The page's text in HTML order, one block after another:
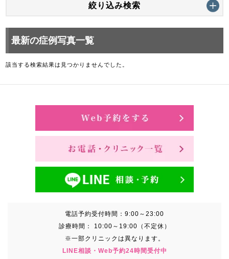
絞り込み検索
最新の症例写真一覧
該当する検索結果は見つかりませんでした。
電話予約受付時間： 9:00～23:00
診療時間：
10:00～19:00（不定休）
※一部クリニックは異なります。
LINE相談・Web予約24時間受付中